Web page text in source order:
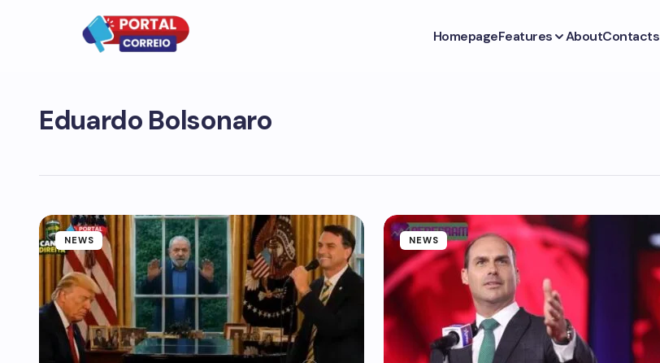
HomepageFeatures AboutContacts
Eduardo Bolsonaro
NEWS NEWS